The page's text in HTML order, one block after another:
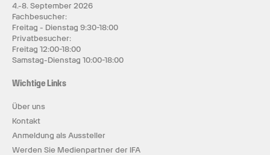
4.-8. September 2026
Fachbesucher:
Freitag - Dienstag 9:30-18:00
Privatbesucher:
Freitag 12:00-18:00
Samstag-Dienstag 10:00-18:00
Wichtige Links
Über uns
Kontakt
Anmeldung als Aussteller
Werden Sie Medienpartner der IFA